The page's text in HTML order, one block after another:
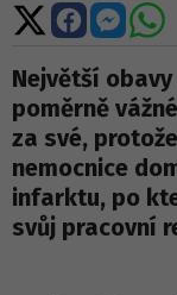
Sdílet
na
X
Sdílet
na
Sdílet
na
Největší
poměrně
za své,
nemocnice
infarktu, po
svůj pracovní